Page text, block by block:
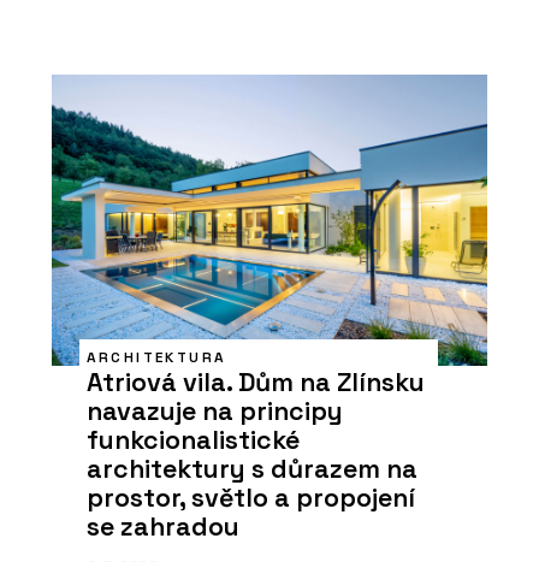
ARCHITEKTURA
Atriová vila. Dům na Zlínsku
navazuje na principy
funkcionalistické
architektury s důrazem na
prostor, světlo a propojení
se zahradou